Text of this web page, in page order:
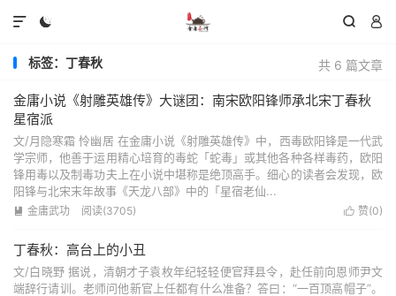
  

共 6 篇文章
标签：丁春秋
金庸小说《射雕英雄传》大谜团：南宋欧阳锋师承北宋丁春秋
星宿派
文/月隐寒霜 怜幽居 在金庸小说《射雕英雄传》中，西毒欧阳锋是一代武
学宗师，他善于运用精心培育的毒蛇「蛇毒」或其他各种各样毒药，欧阳
锋用毒以及制毒功夫上在小说中堪称是绝顶高手。细心的读者会发现，欧
阳锋与北宋末年故事《天龙八部》中的「星宿老仙...
 赞(0)
 金庸武功 阅读(3705)
丁春秋：高台上的小丑
文/白晓野 据说，清朝才子袁枚年纪轻轻便官拜县令，赴任前向恩师尹文
端辞行请训。老师问他新官上任都有什么准备？答曰：“一百顶高帽子”。